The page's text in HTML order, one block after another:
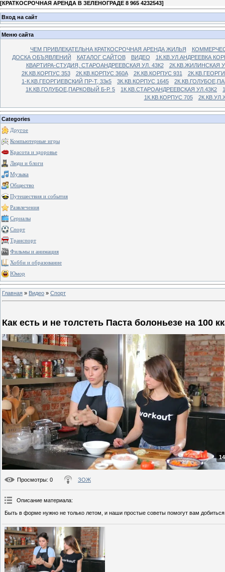
[КРАТКОСРОЧНАЯ АРЕНДА В ЗЕЛЕНОГРАДЕ 8 965 4232543]
Вход на сайт
Меню сайта
ЧЕМ ПРИВЛЕКАТЕЛЬНА КРАТКОСРОЧНАЯ АРЕНДА ЖИЛЬЯ
ДОСКА ОБЪЯВЛЕНИЙ
КАТАЛОГ САЙТОВ ВИДЕО
1К.КВ.УЛ.АНДРЕЕВКА
КВАРТИРА-СТУДИЯ, СТАРОАНДРЕЕВСКАЯ УЛ. 43К2
2К.КВ.ЖИЛИНСКАЯ
2К.КВ.КОРПУС 353
2К.КВ.КОРПУС 360А 2К.КВ.КОРПУС 931
1-К.КВ.ГЕОРГИЕВСКИЙ ПР-Т, 33к5
3К.КВ.КОРПУС 1645
1К.КВ.ГОЛУБОЕ,ПАРКОВЫЙ Б-Р. 5
1К.КВ.СТАРОАНДРЕЕВСКАЯ УЛ.43К2
1К.КВ.КОРПУС 705
Categories
Другое
Компьютерные игры
Красота и здоровье
Люди и блоги
Музыка
Общество
Путешествия и события
Развлечения
Сериалы
Спорт
Транспорт
Фильмы и анимация
Хобби и образование
Юмор
Главная » Видео » Спорт
Как есть и не толстеть Паста болоньезе на 100
Просмотры: 0 ЗОЖ
Описание материала:
Быть в форме нужно не только летом, и наши простые советы помогут вам добиться